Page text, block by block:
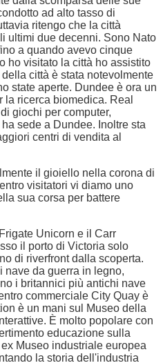
ad alto tasso di
ritengo che la città
ultimi due decenni. Sono Nato
a quando avevo cinque
ho visitato la città ho assistito
città è stata notevolmente
state aperte. Dundee è ora un
ricerca biomedica. Real
giochi per computer,
sede a Dundee. Inoltre sta
centri di vendita al
il gioiello nella corona di
visitatori vi diamo uno
sua corsa per battere
Unicorn e il Carr
il porto di Victoria solo
di riverfront dalla scoperta.
nave da guerra in legno,
i britannici più antichi nave
commerciale City Quay è
è un mani sul Museo della
È molto popolare con
educazione sulla
Museo industriale europea
la storia dell'industria